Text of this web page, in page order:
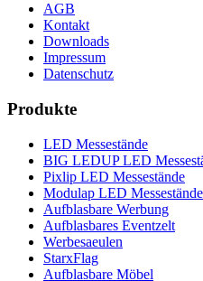
AGB
Kontakt
Downloads
Impressum
Datenschutz
Produkte
LED Messestände
BIG LEDUP LED
Pixlip LED Messestände
Modulap LED Messestände
Aufblasbare Werbung
Aufblasbares Eventzelt
Werbesaeulen
StarxFlag
Aufblasbare Möbel